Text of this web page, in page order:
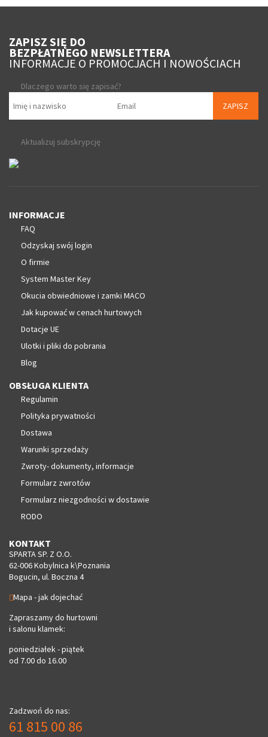
ZAPISZ SIĘ DO
BEZPŁATNEGO NEWSLETTERA
INFORMACJE O PROMOCJACH I NOWOŚCIACH
Dlaczego warto się zapisać?
ZAPISZ
Aktualizuj subskrypcję
INFORMACJE
FAQ
Odzyskaj swój login
O firmie
System Master Key
Okucia obwiedniowe i zamki MACO
Jak kupować w cenach hurtowych
Dotacje UE
Ulotki i pliki do pobrania
Blog
OBSŁUGA KLIENTA
Regulamin
Polityka prywatności
Dostawa
Warunki sprzedaży
Zwroty- dokumenty, informacje
Formularz zwrotów
Formularz niezgodności w dostawie
RODO
KONTAKT
SPARTA SP. Z O.O.
62-006 Kobylnica k\Poznania
Bogucin, ul. Boczna 4
Mapa - jak dojechać
Zapraszamy do hurtowni
i salonu klamek:
poniedziałek - piątek
od 7.00 do 16.00
Zadzwoń do nas:
61 815 00 86